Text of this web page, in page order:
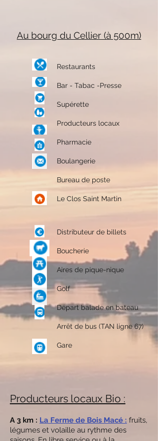
Au bourg du Cellier (à 500m)
Restaurants
Bar - Tabac -Presse
Supérette
Producteurs locaux
Pharmacie
Boulangerie
Bureau de poste
Le Clos Saint Martin
Distributeur de billets
Boucherie
Aires de pique-nique
Golf
Départ balade en bateau
Arrêt de bus (TAN ligne 67)
Gare
Producteurs locaux Bio :
A 3 km : La Ferme de Bois Macé : fruits,
légumes et volaille au rythme des